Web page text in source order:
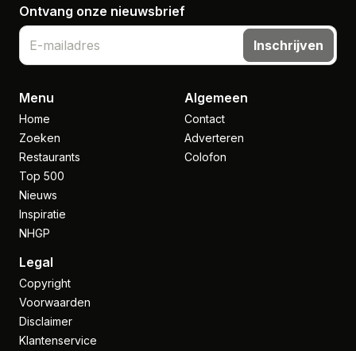
Ontvang onze nieuwsbrief
Inschrijven
Menu
Home
Zoeken
Restaurants
Top 500
Nieuws
Inspiratie
NHGP
Algemeen
Contact
Adverteren
Colofon
Legal
Copyright
Voorwaarden
Disclaimer
Klantenservice